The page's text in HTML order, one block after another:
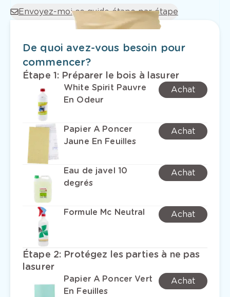
Envoyez-moi ce guide étape par étape
De quoi avez-vous besoin pour
commencer?
Étape 1: Préparer le bois à lasurer
White Spirit Pauvre
En Odeur
Achat
Papier A Poncer
Jaune En Feuilles
Achat
Eau de javel 10
degrés
Achat
Formule Mc Neutral Achat
Étape 2: Protégez les parties à ne pas
lasurer
Papier A Poncer Vert
En Feuilles
Achat